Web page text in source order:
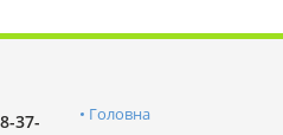
37-
Головна